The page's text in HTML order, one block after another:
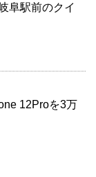
阜駅前のクイ
12Proを3万